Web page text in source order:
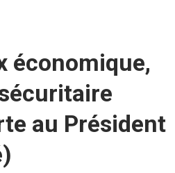
économique,
au Président